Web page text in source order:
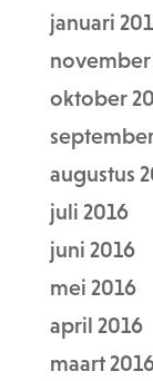
januari
november
oktober
augustus
juli 2016
juni 2016
mei 2016
april 2016
maart